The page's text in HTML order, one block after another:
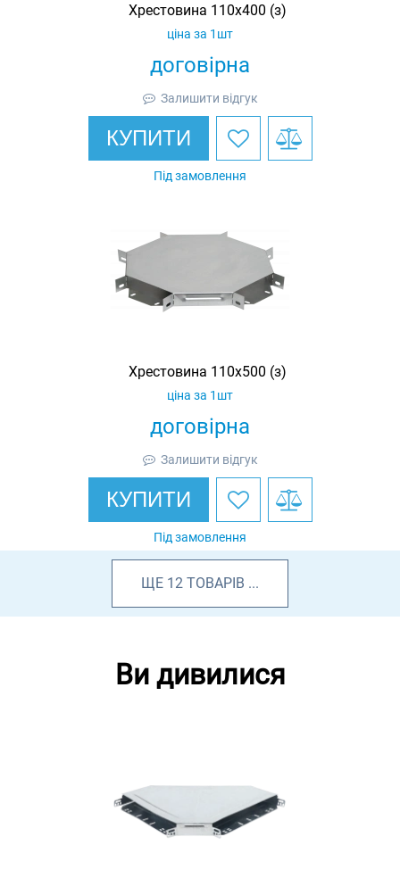
Хрестовина 110х400 (з)
договірна
ціна за 1шт
Залишити відгук
КУПИТИ
Під замовлення
Хрестовина 110х500 (з)
договірна
ціна за 1шт
Залишити відгук
КУПИТИ
Під замовлення
ЩЕ 12 ТОВАРІВ ...
Ви дивилися